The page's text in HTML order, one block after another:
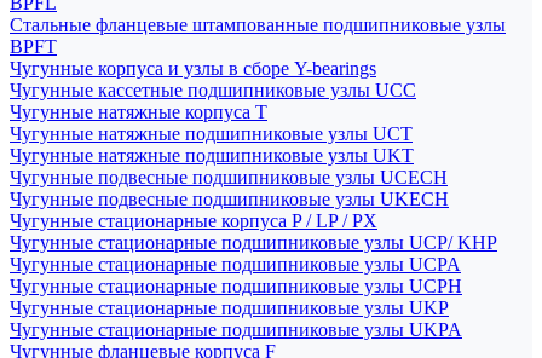
Стальные фланцевые штампованные подшипниковые узлы
BPFT
Чугунные корпуса и узлы в сборе Y-bearings
Чугунные кассетные подшипниковые узлы UCC
Чугунные натяжные корпуса T
Чугунные натяжные подшипниковые узлы UCT
Чугунные натяжные подшипниковые узлы UKT
Чугунные подвесные подшипниковые узлы UCECH
Чугунные подвесные подшипниковые узлы UKECH
Чугунные стационарные корпуса P / LP / PX
Чугунные стационарные подшипниковые узлы UCP/ KHP
Чугунные стационарные подшипниковые узлы UCPA
Чугунные стационарные подшипниковые узлы UCPH
Чугунные стационарные подшипниковые узлы UKP
Чугунные стационарные подшипниковые узлы UKPA
Чугунные фланцевые корпуса F